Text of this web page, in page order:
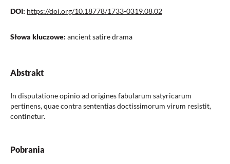
DOI: https://doi.org/10.18778/1733-0319.08.02
Słowa kluczowe: ancient satire drama
Abstrakt
In disputatione opinio ad origines fabularum satyricarum
pertinens, quae contra sententias doctissimorum virum resistit,
continetur.
Pobrania